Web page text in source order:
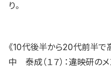
り。
《10代後半から20代前半で
中 泰成（１７）：違映研のメ